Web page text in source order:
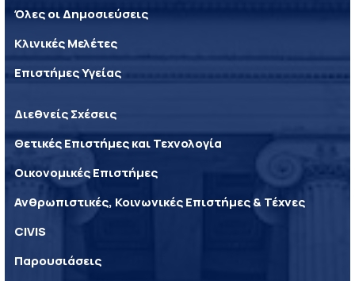
Όλες οι Δημοσιεύσεις
Κλινικές Μελέτες
Επιστήμες Υγείας
Διεθνείς Σχέσεις
Θετικές Επιστήμες και Τεχνολογία
Οικονομικές Επιστήμες
Ανθρωπιστικές, Κοινωνικές Επιστήμες & Τέχνες
CIVIS
Παρουσιάσεις